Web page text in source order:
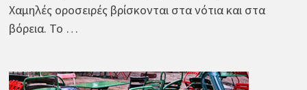
Χαμηλές οροσειρές βρίσκονται στα νότια και στα
βόρεια. Το …